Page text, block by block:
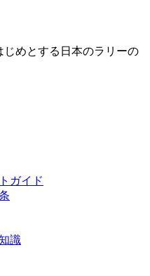
めとする日本のラリーの
ガイド
識